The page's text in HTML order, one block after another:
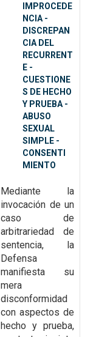
IMPROCEDE
NCIA -
DISCREPAN
CIA DEL
RECURRENT
E -
CUESTIONE
S DE HECHO
Y PRUEBA -
ABUSO
SEXUAL
SIMPLE -
CONSENTI
MIENTO
Mediante la
invocación de un
caso de
arbitrariedad de
sentencia, la
Defensa
manifiesta su
mera
disconformidad
con aspectos de
hecho y prueba,